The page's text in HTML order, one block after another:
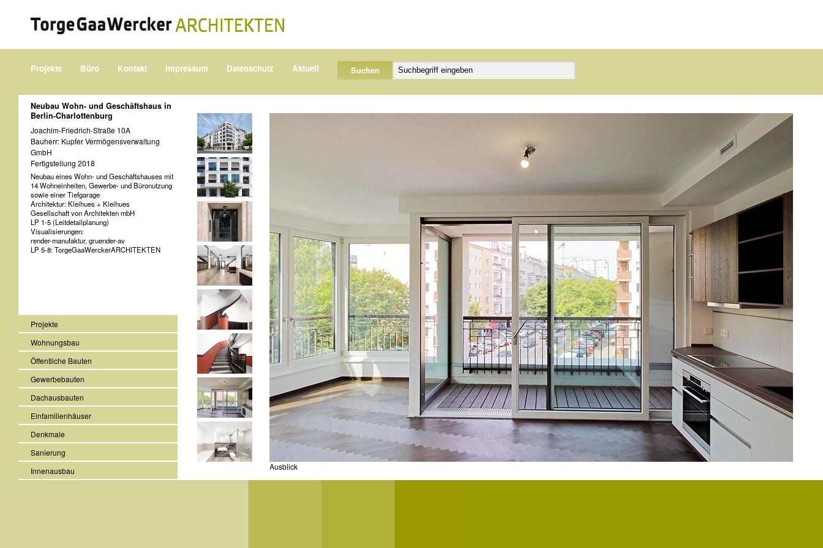
Projekte Büro Kontakt Impressum Datenschutz Aktuell
Neubau Wohn- und Geschäftshaus in
Berlin-Charlottenburg
Joachim-Friedrich-Straße 10A
Bauherr: Kupfer Vermögensverwaltung
GmbH
Fertigstellung 2018
Neubau eines Wohn- und Geschäftshauses mit
14 Wohneinheiten, Gewerbe- und Büronutzung
sowie einer Tiefgarage
Architektur: Kleihues + Kleihues
Gesellschaft von Architekten mbH
LP 1-5 (Leitdetailplanung)
Visualisierungen:
render-manufaktur, gruender-av
LP 5-8: TorgeGaaWerckerARCHITEKTEN
Projekte
Wohnungsbau
Öffentliche Bauten
Gewerbebauten
Dachausbauten
Einfamilienhäuser
Denkmale
Sanierung
Innenausbau
Ausblick